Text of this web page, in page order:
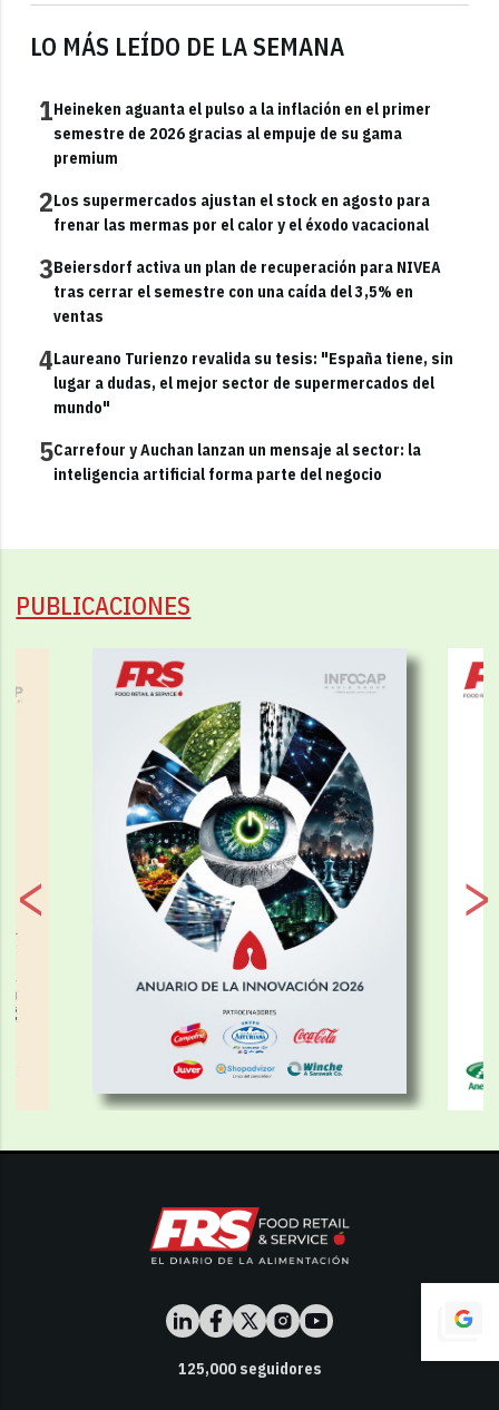
LO MÁS LEÍDO DE LA SEMANA
1Heineken aguanta el pulso a la inflación en el primer
semestre de 2026 gracias al empuje de su gama
premium
2Los supermercados ajustan el stock en agosto para
frenar las mermas por el calor y el éxodo vacacional
3Beiersdorf activa un plan de recuperación para NIVEA
tras cerrar el semestre con una caída del 3,5% en
ventas
4Laureano Turienzo revalida su tesis: "España tiene, sin
lugar a dudas, el mejor sector de supermercados del
mundo"
5Carrefour y Auchan lanzan un mensaje al sector: la
inteligencia artificial forma parte del negocio
PUBLICACIONES
125,000seguidores